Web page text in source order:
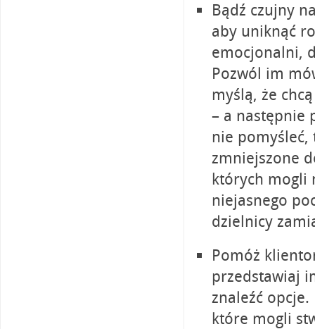
Bądź czujny
aby uniknąć
emocjonalni,
Pozwól im
myślą, że
– a następnie
nie pomyśleć,
zmniejszone
których mogli
niejasnego
dzielnicy
Pomóż
przedstawiaj
znaleźć
które mogli